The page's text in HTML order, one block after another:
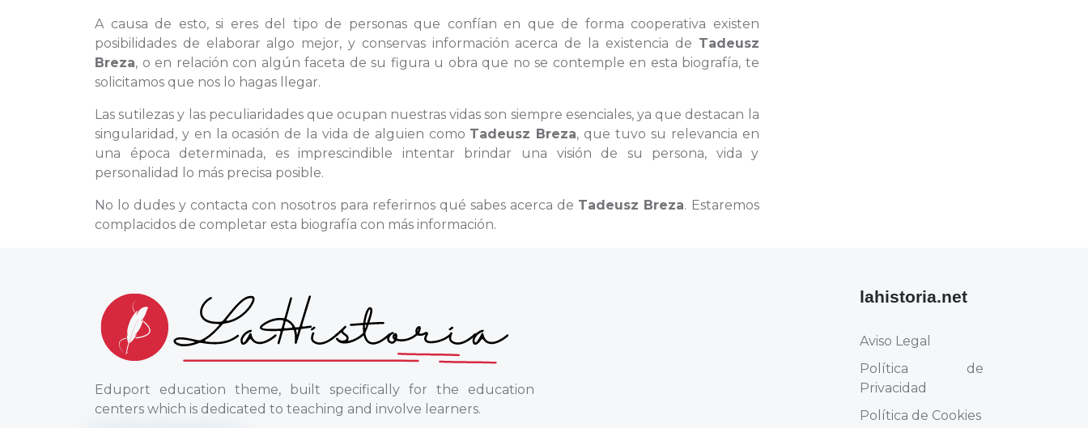
A causa de esto, si eres del tipo de personas que confían en que de forma cooperativa existen
posibilidades de elaborar algo mejor, y conservas información acerca de la existencia de Tadeusz
Breza, o en relación con algún faceta de su figura u obra que no se contemple en esta biografía, te
solicitamos que nos lo hagas llegar.
Las sutilezas y las peculiaridades que ocupan nuestras vidas son siempre esenciales, ya que destacan la
singularidad, y en la ocasión de la vida de alguien como Tadeusz Breza, que tuvo su relevancia en
una época determinada, es imprescindible intentar brindar una visión de su persona, vida y
personalidad lo más precisa posible.
No lo dudes y contacta con nosotros para referirnos qué sabes acerca de Tadeusz Breza. Estaremos
complacidos de completar esta biografía con más información.
Eduport education theme, built specifically for the education
centers which is dedicated to teaching and involve learners.
lahistoria.net
Aviso Legal
Política de
Privacidad
Política de Cookies